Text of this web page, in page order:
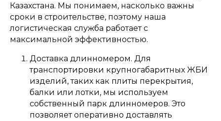
Казахстана. Мы понимаем, насколько важны
сроки в строительстве, поэтому наша
логистическая служба работает с
максимальной эффективностью.
Доставка длинномером. Для
транспортировки крупногабаритных ЖБИ
изделий, таких как плиты перекрытия,
балки или лотки, мы используем
собственный парк длинномеров. Это
позволяет оперативно доставлять